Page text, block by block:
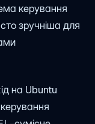
керування
зручніша для
на Ubuntu